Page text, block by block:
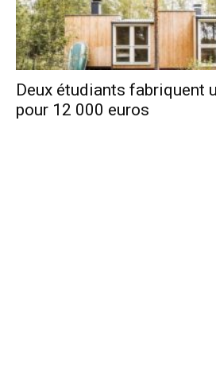
Deux étudiants fabriquent
pour 12 000 euros